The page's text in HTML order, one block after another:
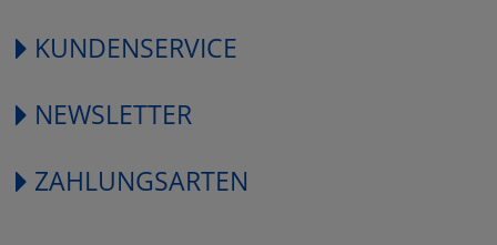
KUNDENSERVICE
NEWSLETTER
ZAHLUNGSARTEN